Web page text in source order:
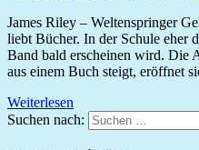
James Riley – Weltenspringer
liebt Bücher. In der Schule eher
Band bald erscheinen wird. Die
aus einem Buch steigt, eröffnet
Weiterlesen
Suchen nach: